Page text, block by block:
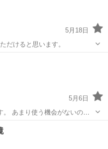
5月18日
だけると思います。
顕微鏡
5月6日
あまり使う機会がないので
ます！
顕微鏡